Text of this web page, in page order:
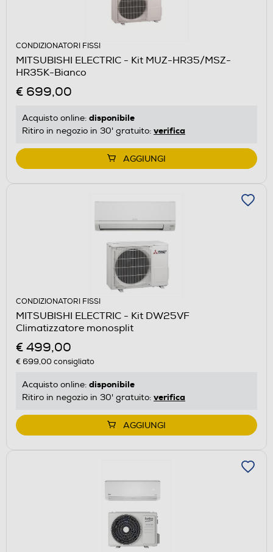
CONDIZIONATORI FISSI
MITSUBISHI ELECTRIC - Kit MUZ-HR35/MSZ-
HR35K-Bianco
€ 699,00
Acquisto online: disponibile
Ritiro in negozio in 30' gratuito: verifica
AGGIUNGI
CONDIZIONATORI FISSI
MITSUBISHI ELECTRIC - Kit DW25VF
Climatizzatore monosplit
€ 499,00
€ 699,00consigliato
Acquisto online: disponibile
Ritiro in negozio in 30' gratuito: verifica
AGGIUNGI